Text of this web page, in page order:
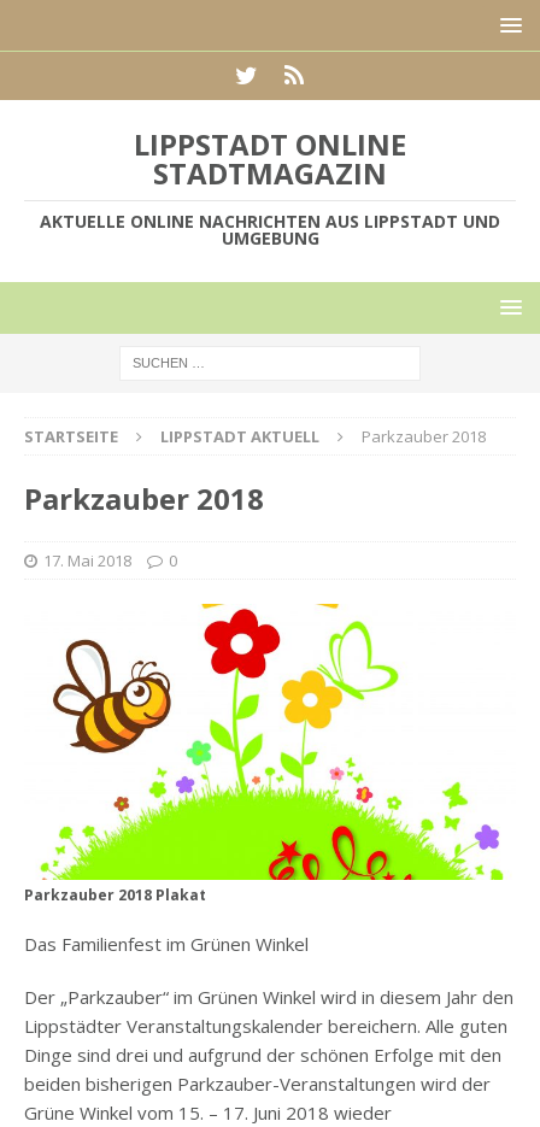
LIPPSTADT ONLINE
STADTMAGAZIN
AKTUELLE ONLINE NACHRICHTEN AUS LIPPSTADT UND
UMGEBUNG
STARTSEITE LIPPSTADT AKTUELL Parkzauber 2018
Parkzauber 2018
17. Mai 2018 0
Parkzauber 2018 Plakat
Das Familienfest im Grünen Winkel
Der „Parkzauber“ im Grünen Winkel wird in diesem Jahr den
Lippstädter Veranstaltungskalender bereichern. Alle guten
Dinge sind drei und aufgrund der schönen Erfolge mit den
beiden bisherigen Parkzauber-Veranstaltungen wird der
Grüne Winkel vom 15. – 17. Juni 2018 wieder